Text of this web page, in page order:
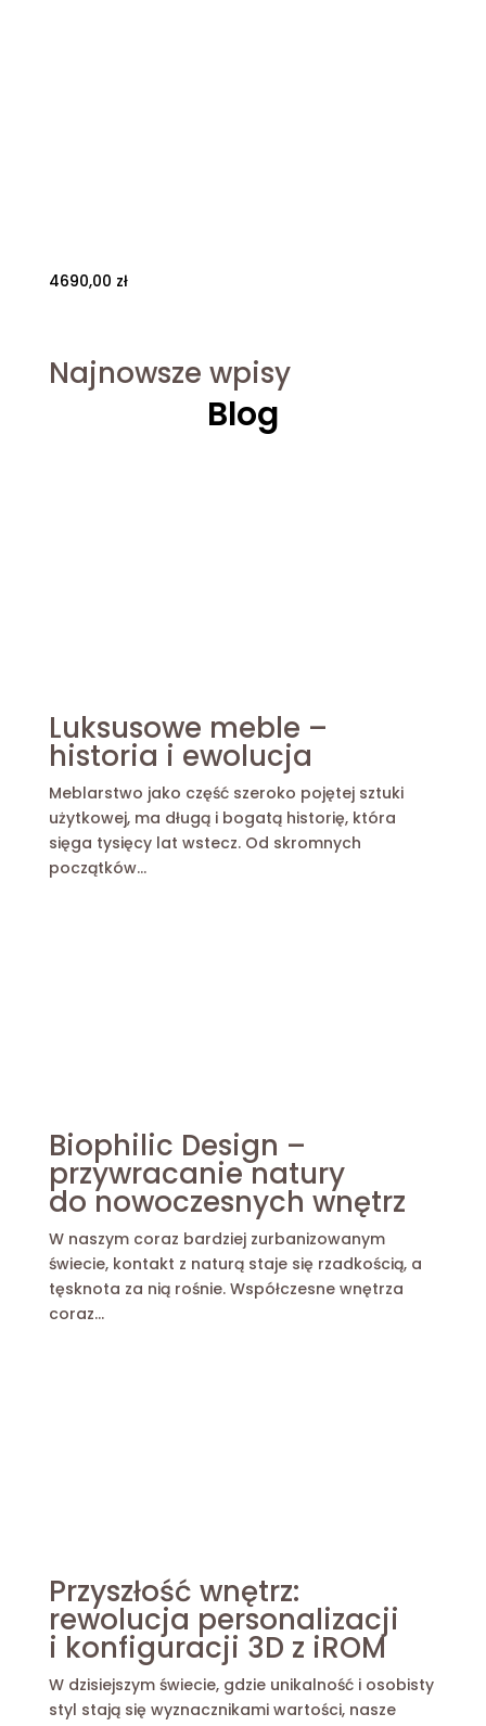
4690,00 zł
Najnowsze wpisy
Blog
Luksusowe meble –
historia i ewolucja
Meblarstwo jako część szeroko pojętej sztuki
użytkowej, ma długą i bogatą historię, która
sięga tysięcy lat wstecz. Od skromnych
początków...
Biophilic Design –
przywracanie natury
do nowoczesnych wnętrz
W naszym coraz bardziej zurbanizowanym
świecie, kontakt z naturą staje się rzadkością, a
tęsknota za nią rośnie. Współczesne wnętrza
coraz...
Przyszłość wnętrz:
rewolucja personalizacji
i konfiguracji 3D z iROM
W dzisiejszym świecie, gdzie unikalność i osobisty
styl stają się wyznacznikami wartości, nasze